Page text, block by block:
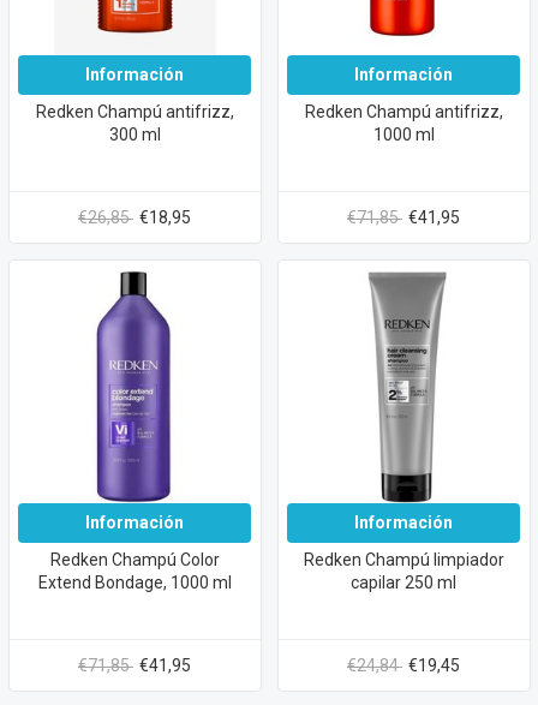
Información
Redken Champú antifrizz,
300 ml
€26,85 €18,95
Información
Redken Champú antifrizz,
1000 ml
€71,85 €41,95
Información
Redken Champú Color
Extend Bondage, 1000 ml
€71,85 €41,95
Información
Redken Champú limpiador
capilar 250 ml
€24,84 €19,45